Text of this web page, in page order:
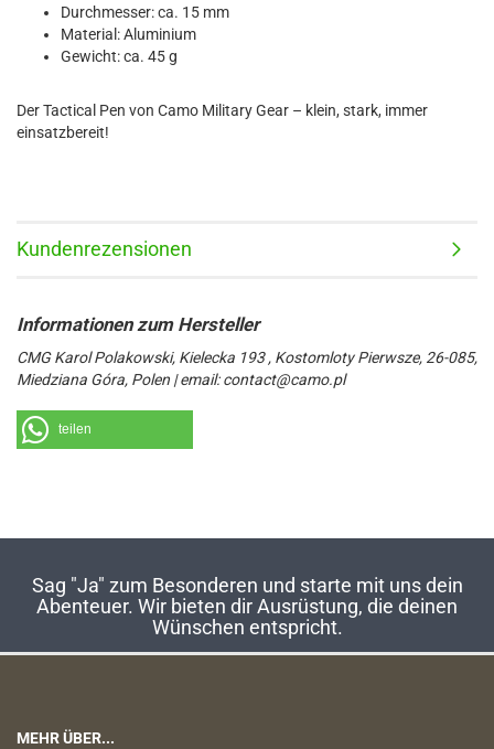
Durchmesser: ca. 15 mm
Material: Aluminium
Gewicht: ca. 45 g
Der Tactical Pen von Camo Military Gear – klein, stark, immer
einsatzbereit!
Kundenrezensionen
CMG Karol Polakowski, Kielecka 193 , Kostomloty Pierwsze, 26-085,
Miedziana Góra, Polen | email: contact@camo.pl
teilen
Sag "Ja" zum Besonderen und starte mit uns dein
Abenteuer. Wir bieten dir Ausrüstung, die deinen
Wünschen entspricht.
MEHR ÜBER...